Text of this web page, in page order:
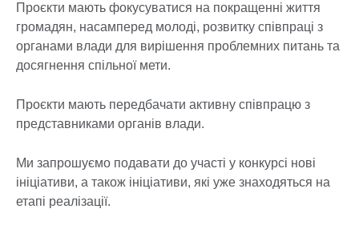
Проєкти мають фокусуватися на покращенні життя
громадян, насамперед молоді, розвитку співпраці з
органами влади для вирішення проблемних питань та
досягнення спільної мети.
Проєкти мають передбачати активну співпрацю з
представниками органів влади.
Ми запрошуємо подавати до участі у конкурсі нові
ініціативи, а також ініціативи, які уже знаходяться на
етапі реалізації.